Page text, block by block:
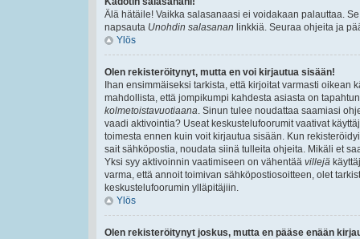
Älä hätäile! Vaikka salasanaasi ei voidakaan palauttaa.
napsauta Unohdin salasanan linkkiä. Seuraa ohjeita ja
Ylös
Olen rekisteröitynyt, mutta en voi kirjautua sisään!
Ihan ensimmäiseksi tarkista, että kirjoitat varmasti
mahdollista, että jompikumpi kahdesta asiasta on
kolmetoistavuotiaana. Sinun tulee noudattaa saamiasi
vaadi aktivointia? Useat keskustelufoorumit vaativat
toimesta ennen kuin voit kirjautua sisään. Kun
sait sähköpostia, noudata siinä tulleita ohjeita. Mikäli et
Yksi syy aktivoinnin vaatimiseen on vähentää villejä
varma, että annoit toimivan sähköpostiosoitteen, olet
keskustelufoorumin ylläpitäjiin.
Ylös
Olen rekisteröitynyt joskus, mutta en pääse enään